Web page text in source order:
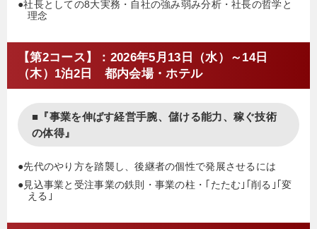
●社長としての8大実務・自社の強み弱み分析・社長の哲学と
理念
【第2コース】：2026年5月13日（水）～14日
（木）1泊2日 都内会場・ホテル
■『事業を伸ばす経営手腕、儲ける能力、稼ぐ技術
の体得』
●先代のやり方を踏襲し、後継者の個性で発展させるには
●見込事業と受注事業の鉄則・事業の柱・｢たたむ｣｢削る｣｢変
える｣